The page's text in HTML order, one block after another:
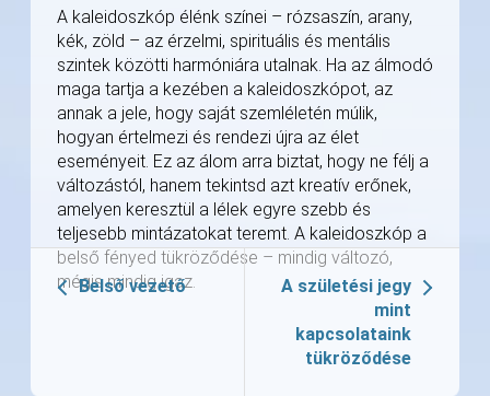
A kaleidoszkóp élénk színei – rózsaszín, arany,
kék, zöld – az érzelmi, spirituális és mentális
szintek közötti harmóniára utalnak. Ha az álmodó
maga tartja a kezében a kaleidoszkópot, az
annak a jele, hogy saját szemléletén múlik,
hogyan értelmezi és rendezi újra az élet
eseményeit. Ez az álom arra biztat, hogy ne félj a
változástól, hanem tekintsd azt kreatív erőnek,
amelyen keresztül a lélek egyre szebb és
teljesebb mintázatokat teremt. A kaleidoszkóp a
belső fényed tükröződése – mindig változó,
mégis mindig igaz.
Belső vezető
A születési jegy
mint
kapcsolataink
tükröződése